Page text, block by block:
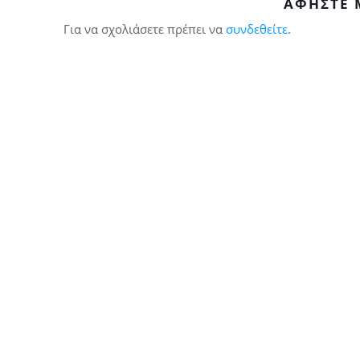
Για να σχολιάσετε πρέπει να συνδεθείτε.